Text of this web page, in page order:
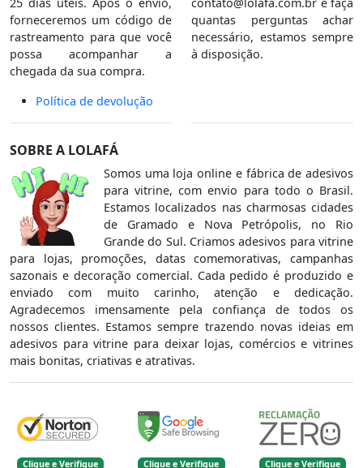
forneceremos um código de
rastreamento para que você
possa acompanhar a
chegada da sua compra.
Política de devolução
quantas perguntas achar
necessário, estamos sempre
à disposição.
SOBRE A LOLAFÁ
Somos uma loja online e fábrica de adesivos
para vitrine, com envio para todo o Brasil.
Estamos localizados nas charmosas cidades
de Gramado e Nova Petrópolis, no Rio
Grande do Sul. Criamos adesivos para vitrine
para lojas, promoções, datas comemorativas, campanhas
sazonais e decoração comercial. Cada pedido é produzido e
enviado com muito carinho, atenção e dedicação.
Agradecemos imensamente pela confiança de todos os
nossos clientes. Estamos sempre trazendo novas ideias em
adesivos para vitrine para deixar lojas, comércios e vitrines
mais bonitas, criativas e atrativas.
Clique e Verifique Clique e Verifique Clique e Verifique